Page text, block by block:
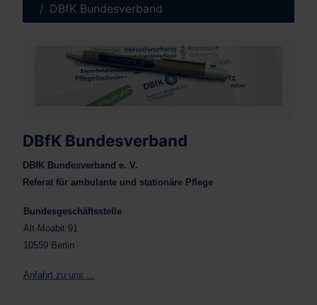
DBfK Bundesverband
DBfK Bundesverband
DBfK Bundesverband e. V.
Referat für ambulante und stationäre Pflege
Bundesgeschäftsstelle
Alt-Moabit 91
10559 Berlin
Anfahrt zu uns ...